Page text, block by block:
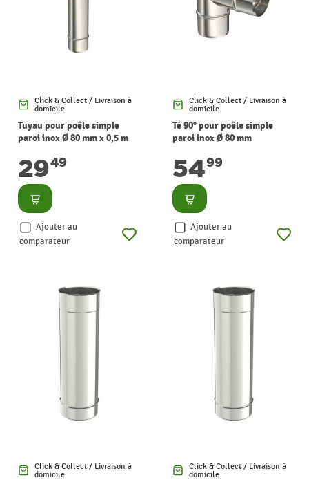
Click & Collect / Livraison à
domicile
Tuyau pour poêle simple
paroi inox Ø 80 mm x 0,5 m
2949
Consulter
Ajouter au
comparateur
Click & Collect / Livraison à
domicile
Té 90° pour poêle simple
paroi inox Ø 80 mm
5499
Consulter
Ajouter au
comparateur
Click & Collect / Livraison à
domicile
Click & Collect / Livraison à
domicile